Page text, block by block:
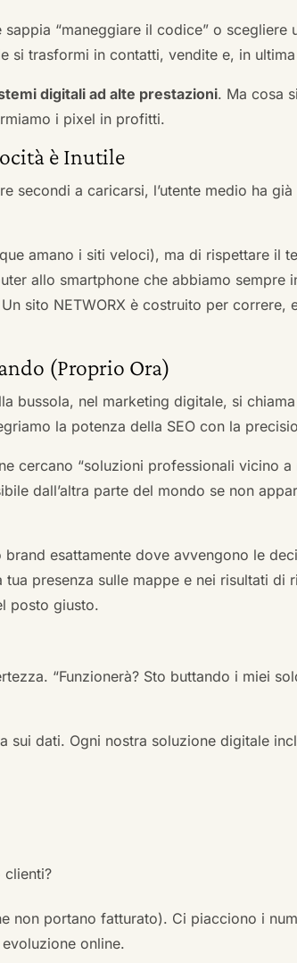
“maneggiare il codice” o
trasformi in contatti, vendite e, in
digitali ad alte prestazioni. Ma cosa
i pixel in profitti.
è Inutile
a caricarsi, l’utente medio ha
amano i siti veloci), ma di rispettare il
allo smartphone che abbiamo sempre
sito NETWORX è costruito per
(Proprio Ora)
bussola, nel marketing digitale, si
la potenza della SEO con la
cercano “soluzioni professionali vicino
dall’altra parte del mondo se non
esattamente dove avvengono le
presenza sulle mappe e nei risultati di
posto giusto.
“Funzionerà? Sto buttando i miei
sui dati. Ogni nostra soluzione digitale
clienti?
non portano fatturato). Ci piacciono i
online.